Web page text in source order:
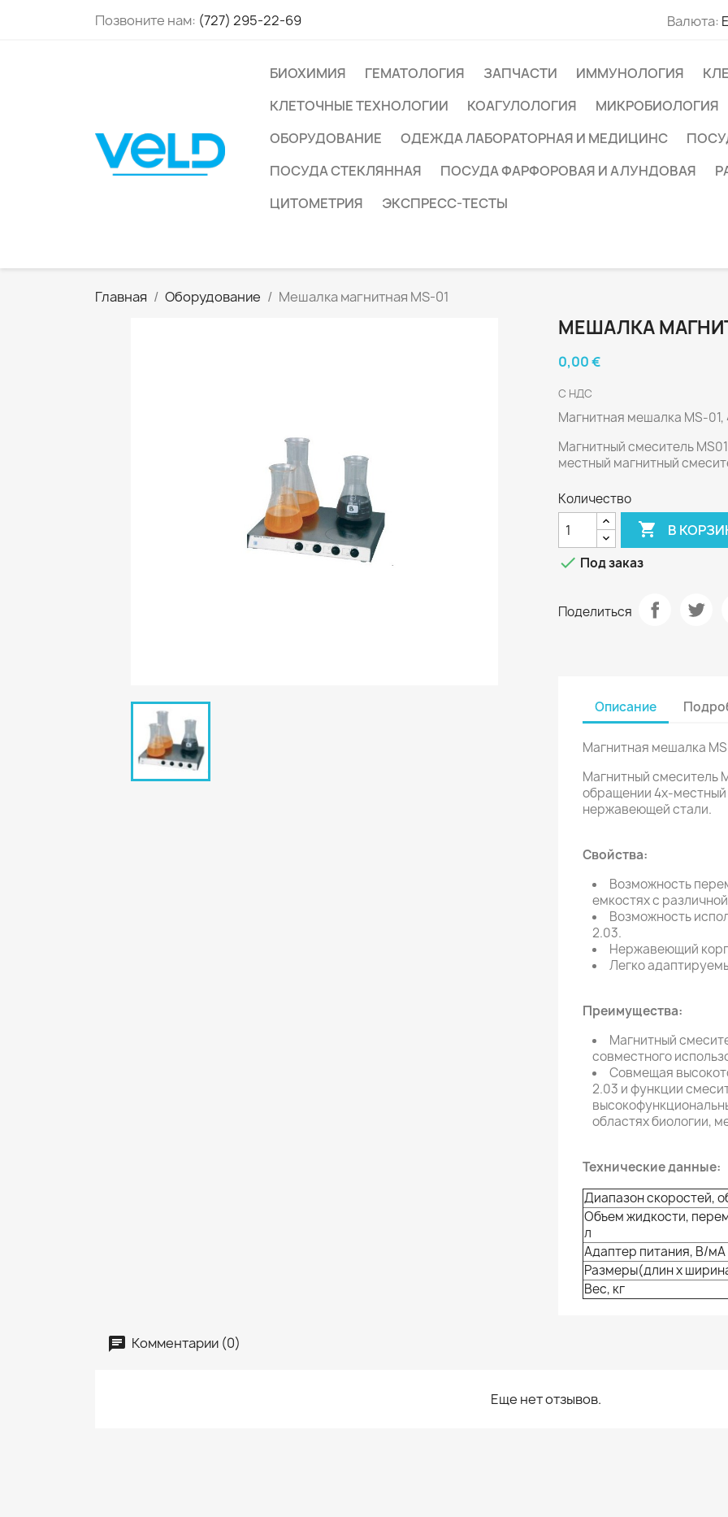
Позвоните нам: (727) 295-22-69 Валюта:
БИОХИМИЯ ГЕМАТОЛОГИЯ ЗАПЧАСТИ ИММУНОЛОГИЯ
КЛЕТОЧНЫЕ ТЕХНОЛОГИИ
КОАГУЛОЛОГИЯ МИКРОБИОЛОГИЯ
ОБОРУДОВАНИЕ
ОДЕЖДА ЛАБОРАТОРНАЯ И МЕДИЦИНС
ПОСУДА СТЕКЛЯННАЯ
ПОСУДА ФАРФОРОВАЯ И АЛУНДОВАЯ
ЦИТОМЕТРИЯ
ЭКСПРЕСС-ТЕСТЫ
Главная Оборудование Мешалка магнитная MS-01
МЕШАЛКА
0,00 €
С НДС
Магнитная мешалка MS-01,
Магнитный смеситель
местный магнитный
Количество
 В
 Под заказ
Поделиться
Описание
Магнитная мешалка
Магнитный смеситель
обращении 4х-
нержавеющей стали.
Свойства:
Возможность
емкостях с
Возможность
2.03.
Нержавеющий
Легко
Преимущества:
Магнитный
совместного
Совмещая
2.03 и функции
областях биологии,
Технические данные:
Диапазон скоростей,
Объем жидкости,
л
Адаптер питания, В/мА
Размеры(длин х
Вес, кг
Комментарии (0)
Еще нет отзывов.